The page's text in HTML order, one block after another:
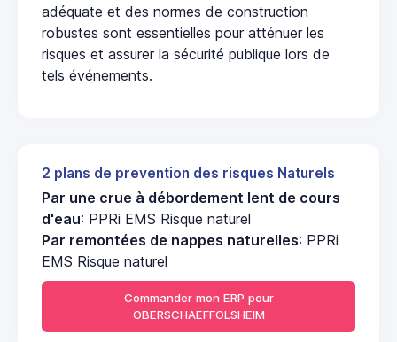
adéquate et des normes de construction
robustes sont essentielles pour atténuer les
risques et assurer la sécurité publique lors de
tels événements.
2 plans de prevention des risques Naturels
Par une crue à débordement lent de cours
d'eau: PPRi EMS Risque naturel
Par remontées de nappes naturelles: PPRi
EMS Risque naturel
Commander mon ERP pour
OBERSCHAEFFOLSHEIM